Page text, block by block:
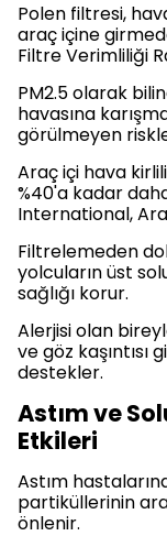
Polen filtresi,
araç içine
Filtre Verimliliği
PM2.5 olarak
havasına
görülmeyen
Araç içi hava
%40'a kadar
International,
Filtrelemeden
yolcuların üst
sağlığı korur.
Alerjisi olan
ve göz kaşıntısı
destekler.
Astım ve
Etkileri
Astım
partiküllerinin
önlenir.